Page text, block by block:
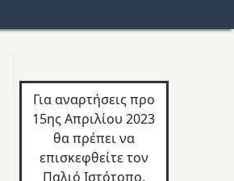
Για αναρτήσεις προ
15ης Απριλίου 2023
θα πρέπει να
επισκεφθείτε τον
Παλιό Ιστότοπο.